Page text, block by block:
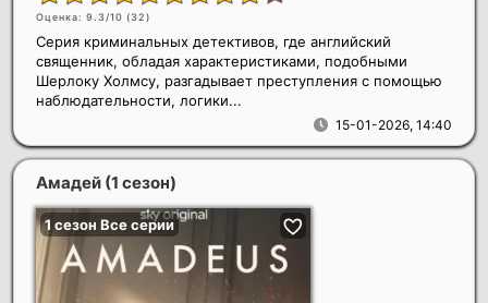
Оценка: 9.3/10 (32)
15-01-2026, 14:40
Серия криминальных детективов, где английский
священник, обладая характеристиками, подобными
Шерлоку Холмсу, разгадывает преступления с помощью
наблюдательности, логики...
Амадей (1 сезон)